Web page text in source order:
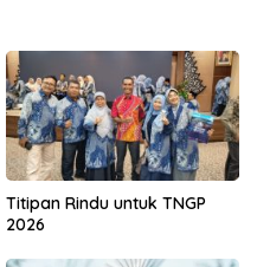
Titipan Rindu untuk TNGP
2026